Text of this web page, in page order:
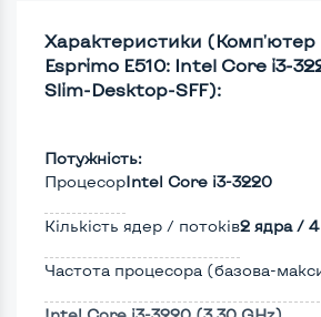
Характеристики
Esprimo E510: Intel Core i3-
Slim-Desktop-SFF):
Потужність:
ПроцесорIntel Core i3-3220
Кількість ядер / потоків2 ядра /
Частота процесора (базова-